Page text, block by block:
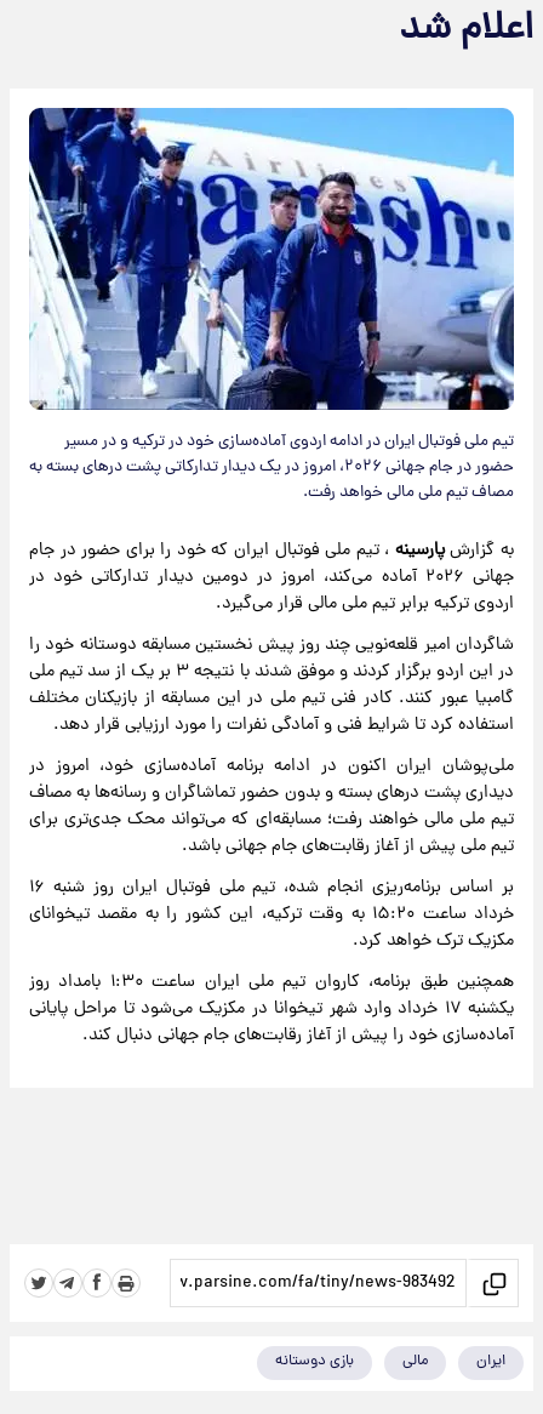
اعلام‌ شد
تیم ملی فوتبال ایران در ادامه اردوی آماده‌سازی خود در ترکیه و در مسیر
حضور در جام جهانی ۲۰۲۶، امروز در یک دیدار تدارکاتی پشت درهای بسته به
مصاف تیم ملی مالی خواهد رفت.
به گزارشپارسینه ، تیم ملی فوتبال ایران که خود را برای حضور در جام
جهانی ۲۰۲۶ آماده می‌کند، امروز در دومین دیدار تدارکاتی خود در
اردوی ترکیه برابر تیم ملی مالی قرار می‌گیرد.
شاگردان امیر قلعه‌نویی چند روز پیش نخستین مسابقه دوستانه خود را
در این اردو برگزار کردند و موفق شدند با نتیجه ۳ بر یک از سد تیم ملی
گامبیا عبور کنند. کادر فنی تیم ملی در این مسابقه از بازیکنان مختلف
استفاده کرد تا شرایط فنی و آمادگی نفرات را مورد ارزیابی قرار دهد.
ملی‌پوشان ایران اکنون در ادامه برنامه آماده‌سازی خود، امروز در
دیداری پشت درهای بسته و بدون حضور تماشاگران و رسانه‌ها به مصاف
تیم ملی مالی خواهند رفت؛ مسابقه‌ای که می‌تواند محک جدی‌تری برای
تیم ملی پیش از آغاز رقابت‌های جام جهانی باشد.
بر اساس برنامه‌ریزی انجام شده، تیم ملی فوتبال ایران روز شنبه ۱۶
خرداد ساعت ۱۵:۲۰ به وقت ترکیه، این کشور را به مقصد تیخوانای
مکزیک ترک خواهد کرد.
همچنین طبق برنامه، کاروان تیم ملی ایران ساعت ۱:۳۰ بامداد روز
یکشنبه ۱۷ خرداد وارد شهر تیخوانا در مکزیک می‌شود تا مراحل پایانی
آماده‌سازی خود را پیش از آغاز رقابت‌های جام جهانی دنبال کند.
ایران مالی بازی دوستانه